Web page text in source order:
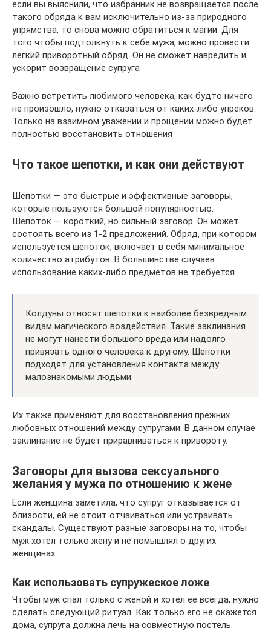
если вы выяснили, что избранник не возвращается после
такого обряда к вам исключительно из-за природного
упрямства, то снова можно обратиться к магии. Для
того чтобы подтолкнуть к себе мужа, можно провести
легкий приворотный обряд. Он не сможет навредить и
ускорит возвращение супруга
Важно встретить любимого человека, как будто ничего
не произошло, нужно отказаться от каких-либо упреков.
Только на взаимном уважении и прощении можно будет
полностью восстановить отношения
Что такое шепотки, и как они действуют
Шепотки — это быстрые и эффективные заговоры,
которые пользуются большой популярностью.
Шепоток — короткий, но сильный заговор. Он может
состоять всего из 1-2 предложений. Обряд, при котором
используется шепоток, включает в себя минимальное
количество атрибутов. В большинстве случаев
использование каких-либо предметов не требуется.
Колдуны относят шепотки к наиболее безвредным
видам магического воздействия. Такие заклинания
не могут нанести большого вреда или надолго
привязать одного человека к другому. Шепотки
подходят для установления контакта между
малознакомыми людьми.
Их также применяют для восстановления прежних
любовных отношений между супругами. В данном случае
заклинание не будет приравниваться к привороту.
Заговоры для вызова сексуального
желания у мужа по отношению к жене
Если женщина заметила, что супруг отказывается от
близости, ей не стоит отчаиваться или устраивать
скандалы. Существуют разные заговоры на то, чтобы
муж хотел только жену и не помышлял о других
женщинах.
Как использовать супружеское ложе
Чтобы муж спал только с женой и хотел ее всегда, нужно
сделать следующий ритуал. Как только его не окажется
дома, супруга должна лечь на совместную постель.